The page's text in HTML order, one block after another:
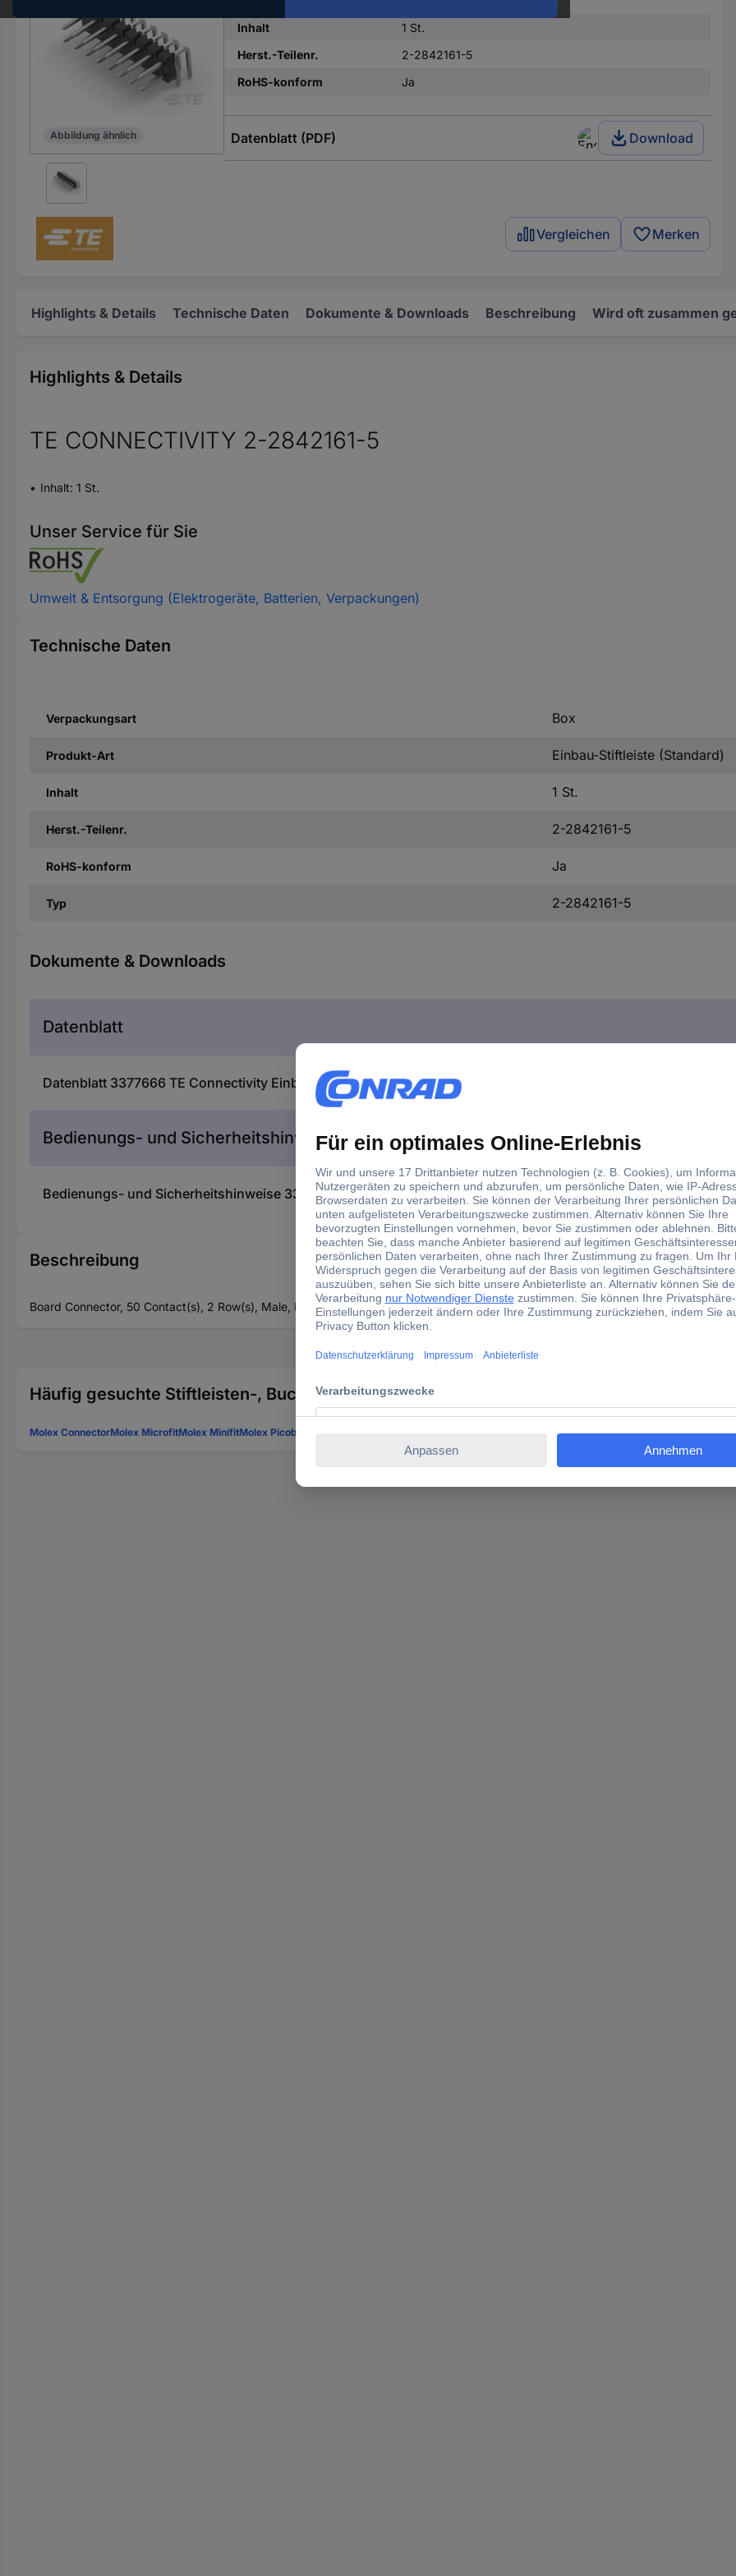
Teile-
Abbildung ähnlich
Inhalt
1 St.
Herst.-Teilenr.
2-2842161-5
RoHS-konform
Ja
Datenblatt (PDF) Download
Vergleichen Merken
Highlights & Details Technische Daten Dokumente & Downloads Beschreibung Wird oft zusammen
Highlights & Details
TE CONNECTIVITY 2-2842161-5
Inhalt: 1 St.
Unser Service für Sie
Umwelt & Entsorgung (Elektrogeräte, Batterien, Verpackungen)
Technische Daten
Verpackungsart Box
Produkt-Art Einbau-Stiftleiste (Standard)
Inhalt 1 St.
Herst.-Teilenr. 2-2842161-5
RoHS-konform Ja
Typ 2-2842161-5
Dokumente & Downloads
Datenblatt
Datenblatt 3377666 TE Connectivity Einbau-Stiftleiste (Standard) 2-2842161-5 1 St. Box
Bedienungs- und Sicherheitshinweise
Bedienungs- und Sicherheitshinweise 3377666 TE Connectivity Einbau-Stiftleiste (Standard) 2-2842161-5 1
Beschreibung
Board Connector, 50 Contact(s), 2 Row(s), Male, Right Angle, Solder Terminal, Black Insulator
Häufig gesuchte Stiftleisten-, Buchsenleisten-Systeme:
Molex ConnectorMolex MicrofitMolex MinifitMolex Picoblade